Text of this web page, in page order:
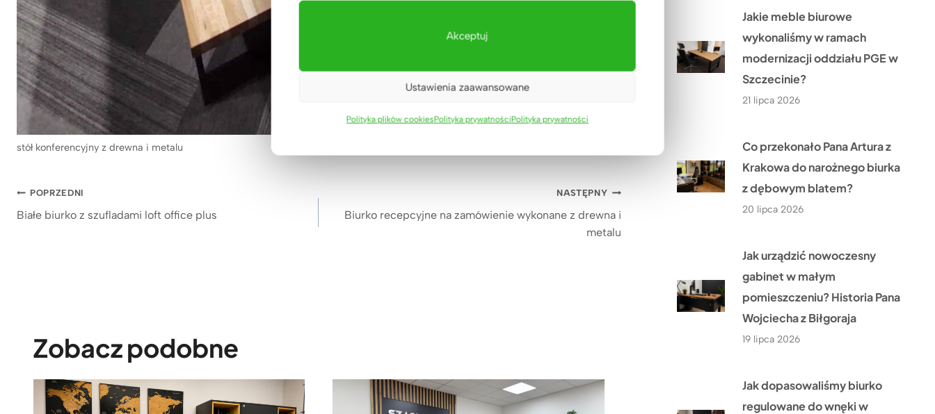
Akceptuj
Ustawienia zaawansowane
Polityka plików cookiesPolityka prywatnościPolityka prywatności
stół konferencyjny z drewna i metalu
Nawigacja
wpisu
POPRZEDNI
Białe biurko z szufladami loft office plus
NASTĘPNY
Biurko recepcyjne na zamówienie wykonane z drewna i
metalu
Zobacz podobne
Jakie meble biurowe
wykonaliśmy w ramach
modernizacji oddziału PGE w
Szczecinie?
21 lipca 2026
Co przekonało Pana Artura z
Krakowa do narożnego biurka
z dębowym blatem?
20 lipca 2026
Jak urządzić nowoczesny
gabinet w małym
pomieszczeniu? Historia Pana
Wojciecha z Biłgoraja
19 lipca 2026
Jak dopasowaliśmy biurko
regulowane do wnęki w